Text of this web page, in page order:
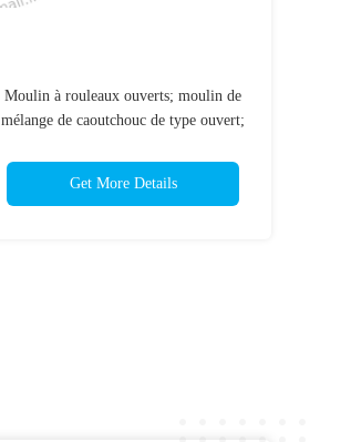
Moulin à rouleaux ouverts; moulin de
mélange de caoutchouc de type ouvert;
Get More Details